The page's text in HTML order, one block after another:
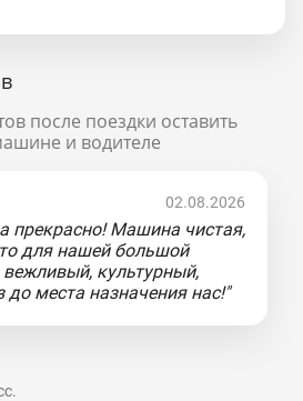
после поездки оставить
и водителе
02.08.2026
прекрасно! Машина чистая,
для нашей большой
вежливый, культурный,
до места назначения нас!"